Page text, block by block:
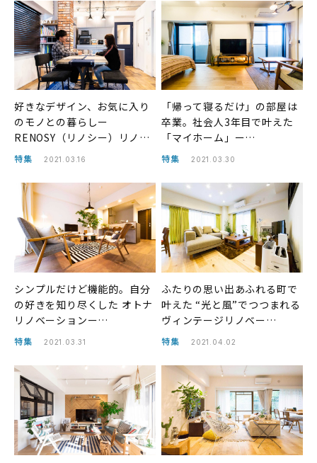
好きなデザイン、お気に入り
のモノとの暮らしー
RENOSY（リノシー）リノベ
事例
特集 2021.03.16
「帰って寝るだけ」の部屋は
卒業。社会人3年目で叶えた
「マイホーム」ー
RENOSY（リノシー）リノベ
特集 2021.03.30
シンプルだけど機能的。自分
の好きを知り尽くした オトナ
リノベーションー
RENOSY（リノシー）リノベ
特集 2021.03.31
ふたりの思い出あふれる町で
叶えた “光と風”でつつまれる
ヴィンテージリノベー
RENOSY（リノシー）リノベ
特集 2021.04.02